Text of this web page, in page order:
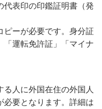
代表印の印鑑証明書（発
ピーが必要です。身分証
「運転免許証」「マイナ
人に外国在住の外国人
必要となります。詳細は